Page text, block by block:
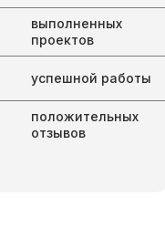
выполненных
проектов
успешной работы
положительных
отзывов